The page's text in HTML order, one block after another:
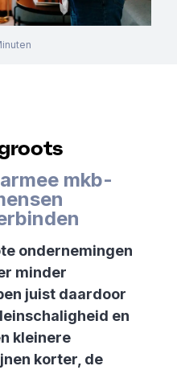
mkb-
ondernemingen
minder
juist daardoor
en
kleinere
korter, de